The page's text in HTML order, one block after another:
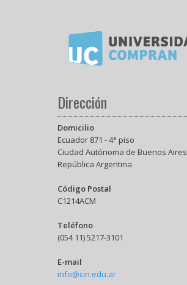
Dirección
Domicilio
Ecuador 871 - 4° piso
Ciudad Autónoma de Buenos Aires
República Argentina
Código Postal
C1214ACM
Teléfono
(054 11) 5217-3101
E-mail
info@cin.edu.ar